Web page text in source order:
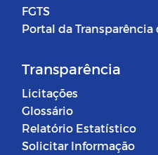
FGTS
Portal da Transparência
Transparência
Licitações
Glossário
Relatório Estatístico
Solicitar Informação